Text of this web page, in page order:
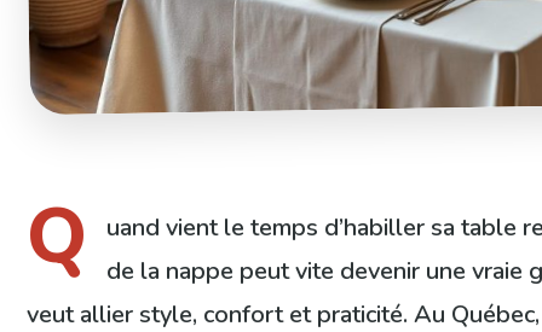
Q
uand vient le temps d’habiller sa table
de la nappe peut vite devenir une vraie
veut allier style, confort et praticité. Au